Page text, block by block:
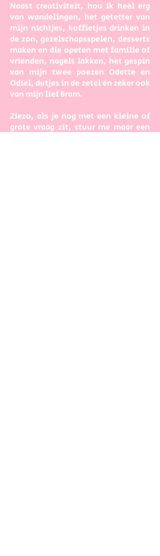
Naast creativiteit, hou ik heel erg
van wandelingen, het getetter van
mijn nichtjes, koffietjes drinken in
de zon, gezelschapsspelen, desserts
maken en die opeten met familie of
vrienden, nagels lakken, het gespin
van mijn twee poezen Odette en
Odiel, dutjes in de zetel én zeker ook
van mijn lief Bram.
Ziezo, als je nog met een kleine of
grote vraag zit, stuur me maar een